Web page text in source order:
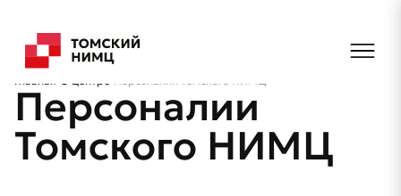
Главная О центре Персоналии Томского НИМЦ
Персоналии
Томского НИМЦ